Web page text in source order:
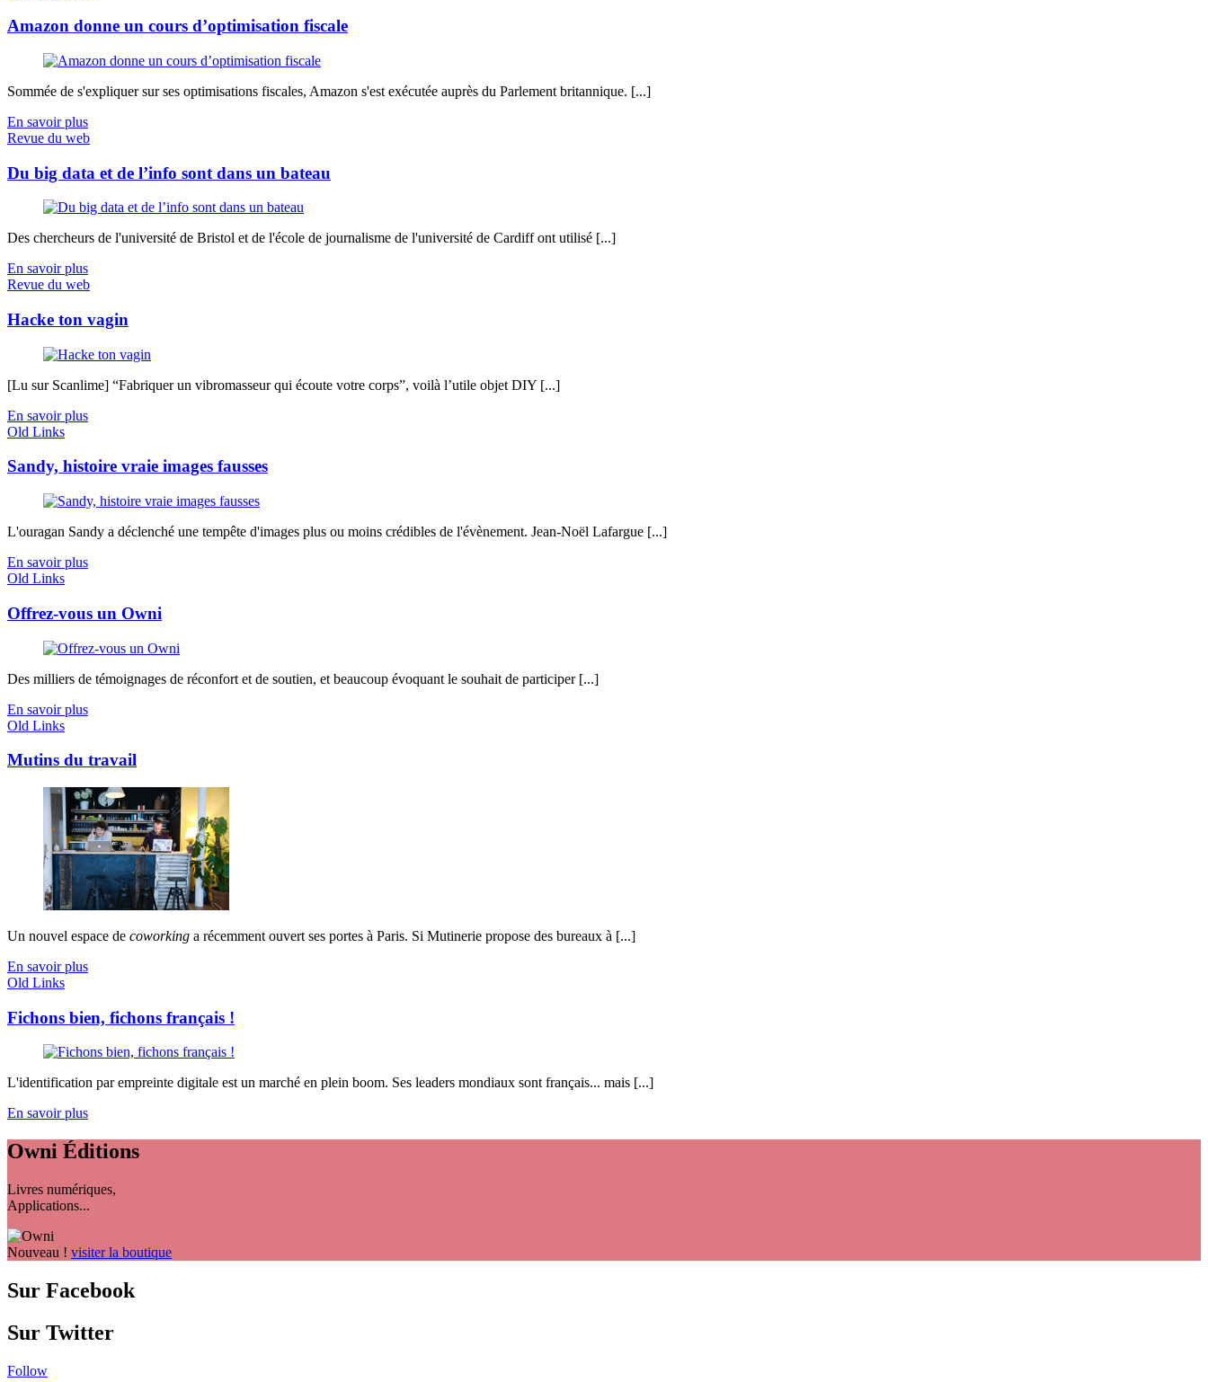
Amazon donne un cours d’optimisation fiscale
Sommée de s'expliquer sur ses optimisations fiscales, Amazon s'est exécutée auprès du Parlement britannique. [...]
En savoir plus
Revue du web
Du big data et de l’info sont dans un bateau
Des chercheurs de l'université de Bristol et de l'école de journalisme de l'université de Cardiff ont utilisé [...]
En savoir plus
Revue du web
Hacke ton vagin
[Lu sur Scanlime] “Fabriquer un vibromasseur qui écoute votre corps”, voilà l’utile objet DIY [...]
En savoir plus
Old Links
Sandy, histoire vraie images fausses
L'ouragan Sandy a déclenché une tempête d'images plus ou moins crédibles de l'évènement. Jean-Noël Lafargue [...]
En savoir plus
Old Links
Offrez-vous un Owni
Des milliers de témoignages de réconfort et de soutien, et beaucoup évoquant le souhait de participer [...]
En savoir plus
Old Links
Mutins du travail
Un nouvel espace de coworking a récemment ouvert ses portes à Paris. Si Mutinerie propose des bureaux à [...]
En savoir plus
Old Links
Fichons bien, fichons français !
L'identification par empreinte digitale est un marché en plein boom. Ses leaders mondiaux sont français... mais [...]
En savoir plus
Owni Éditions
Livres numériques,
Applications...
Nouveau ! visiter la boutique
Sur Facebook
Sur Twitter
Follow